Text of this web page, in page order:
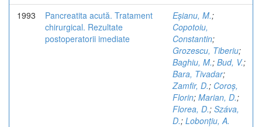
1993
Pancreatita acută. Tratament
chirurgical. Rezultate
postoperatorii imediate
Eșianu, M.;
Copotoiu,
Constantin;
Grozescu, Tiberiu;
Baghiu, M.; Bud, V.;
Bara, Tivadar;
Zamfir, D.; Coroș,
Florin; Marian, D.;
Florea, D.; Száva,
D.; Lobonțiu, A.